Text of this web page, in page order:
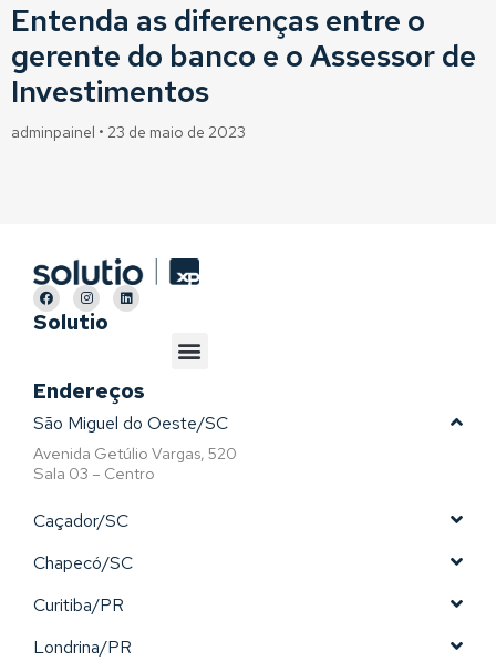
Entenda as diferenças entre o
gerente do banco e o Assessor de
Investimentos
adminpainel 23 de maio de 2023
Solutio
Endereços
São Miguel do Oeste/SC
Avenida Getúlio Vargas, 520
Sala 03 – Centro
Caçador/SC
Chapecó/SC
Curitiba/PR
Londrina/PR